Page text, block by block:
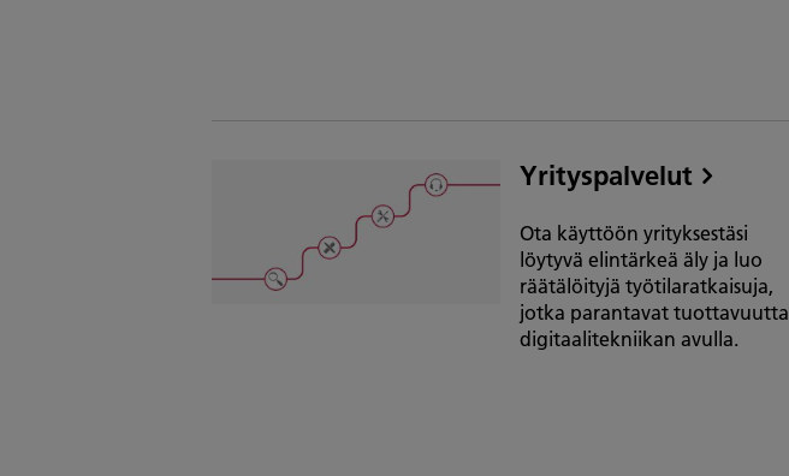
Yrityspalvelut
Ota käyttöön yrityksestäsi
löytyvä elintärkeä äly ja luo
räätälöityjä työtilaratkaisuja,
jotka parantavat tuottavuutta
digitaalitekniikan avulla.